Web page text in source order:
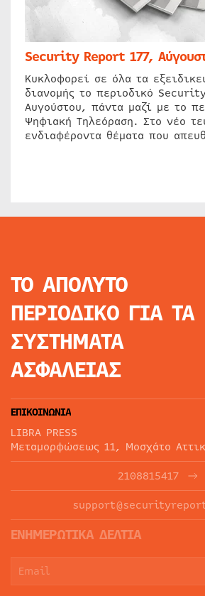
Security Report 177,
Κυκλοφορεί σε όλα τα
διανομής το περιοδικό
Αυγούστου, πάντα μαζί με το
Ψηφιακή Τηλεόραση. Στο νέο
ενδιαφέροντα θέματα που
ΤΟ ΑΠΟΛΥΤΟ
ΠΕΡΙΟΔΙΚΟ ΓΙΑ ΤΑ
ΣΥΣΤΗΜΑΤΑ
ΑΣΦΑΛΕΙΑΣ
ΕΠΙΚΟΙΝΩΝΙΑ
LIBRA PRESS
Μεταμορφώσεως 11, Μοσχάτο
2108815417
ΕΝΗΜΕΡΩΤΙΚΑ ΔΕΛΤΙΑ